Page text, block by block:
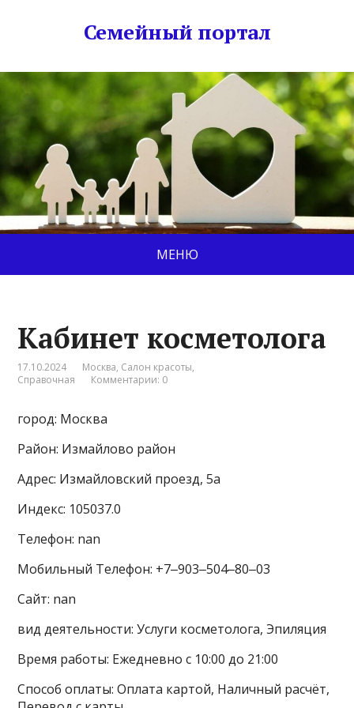
Семейный портал
МЕНЮ
Кабинет косметолога
17.10.2024 Москва, Салон красоты,
Справочная
Комментарии: 0
город: Москва
Район: Измайлово район
Адрес: Измайловский проезд, 5а
Индекс: 105037.0
Телефон: nan
Мобильный Телефон: +7‒903‒504‒80‒03
Сайт: nan
вид деятельности: Услуги косметолога, Эпиляция
Время работы: Ежедневно с 10:00 до 21:00
Способ оплаты: Оплата картой, Наличный расчёт,